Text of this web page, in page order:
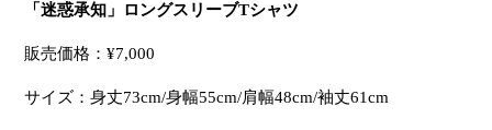
「迷惑承知」ロングスリーブTシャツ
販売価格：¥7,000
サイズ：身丈73cm/身幅55cm/肩幅48cm/袖丈61cm